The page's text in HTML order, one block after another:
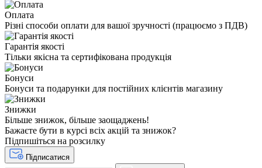
Оплата
Різні способи оплати для вашої зручності (працюємо з ПДВ)
Гарантія якості
Тільки якісна та сертифікована продукція
Бонуси
Бонуси та подарунки для постійних клієнтів магазину
Знижки
Більше знижок, більше заощаджень!
Бажаєте бути в курсі всіх акцій та знижок?
Підпишіться на розсилку
Підписатися